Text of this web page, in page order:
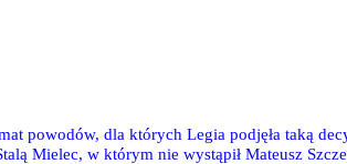
powodów, dla których Legia podjęła taką
Mielec, w którym nie wystąpił Mateusz